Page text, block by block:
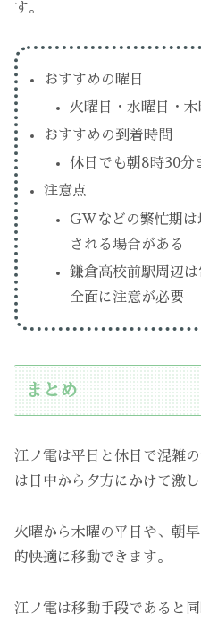
す。
おすすめの曜日
火曜日・水曜日・木
おすすめの到着時間
休日でも朝8時30分
注意点
GWなどの繁忙期
される場合がある
鎌倉高校前駅周辺
全面に注意が必要
まとめ
江ノ電は平日と休日で混雑
は日中から夕方にかけて激
火曜から木曜の平日や、朝
的快適に移動できます。
江ノ電は移動手段であると